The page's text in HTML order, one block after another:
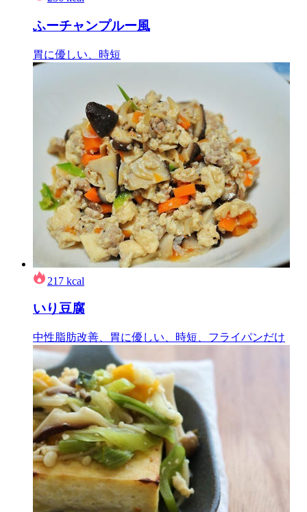
ふーチャンプルー風
胃に優しい、時短
217 kcal
いり豆腐
中性脂肪改善、胃に優しい、時短、フライパンだけ